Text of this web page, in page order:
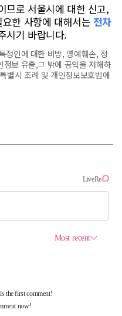
므로 서울시에 대한 신고,
한 사항에 대해서는 전자
시기 바랍니다.
정인에 대한 비방, 명예훼손, 정
보 유출,그 밖에 공익을 저해하
별시 조례 및 개인정보보호법에